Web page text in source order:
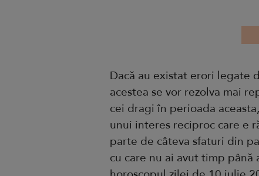
Dacă au existat erori legate
acestea se vor rezolva mai
cei dragi în perioada
unui interes reciproc care e
parte de câteva sfaturi din
cu care nu ai avut timp